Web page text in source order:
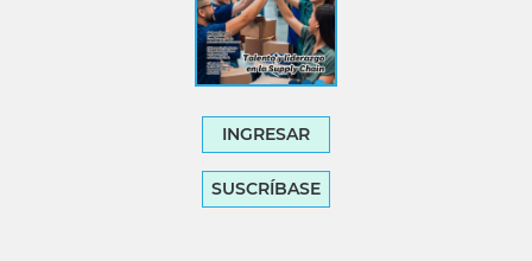
INGRESAR
SUSCRÍBASE